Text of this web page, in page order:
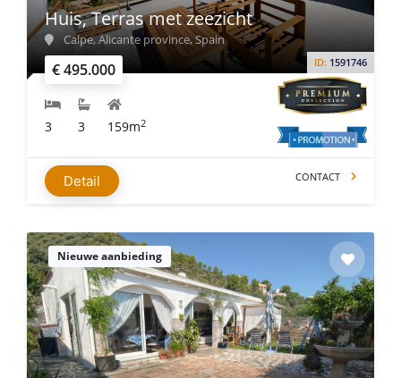
€ 495.000 ID: 1591746
Huis, Terras met zeezicht
Calpe, Alicante province, Spain
3 3 159m2
Detail CONTACT
Nieuwe aanbieding